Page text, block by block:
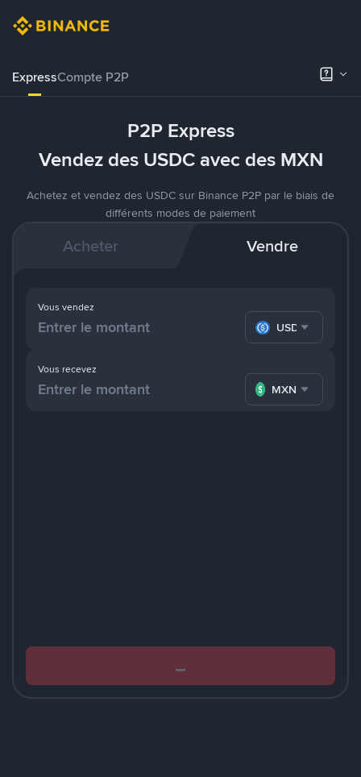
ExpressCompte P2P
P2P Express
Vendez des USDC avec des MXN
Achetez et vendez des USDC sur Binance P2P par le biais de
différents modes de paiement
Acheter Vendre
Vous recevez
MXN
Vous vendez
USDC